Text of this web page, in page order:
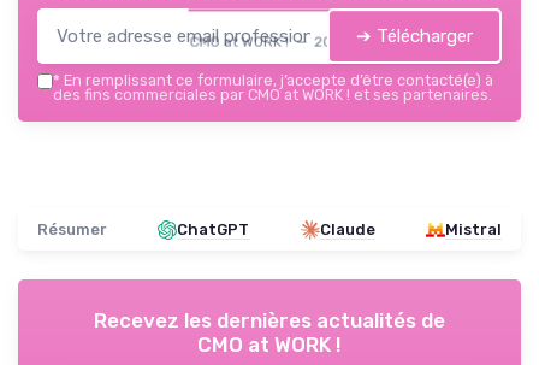
CMO at WORK ! — 2026 ➔ Télécharger
* En remplissant ce formulaire, j’accepte d’être contacté(e) à
des fins commerciales par CMO at WORK ! et ses partenaires.
Résumer ChatGPT Claude Mistral
Recevez les dernières actualités de
CMO at WORK !